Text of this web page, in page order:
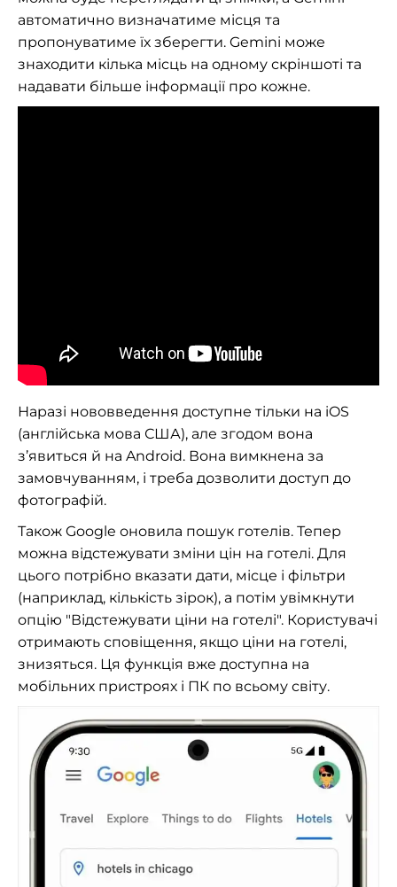
автоматично визначатиме місця та
пропонуватиме їх зберегти. Gemini може
знаходити кілька місць на одному скріншоті та
надавати більше інформації про кожне.
Наразі нововведення доступне тільки на iOS
(англійська мова США), але згодом вона
з’явиться й на Android. Вона вимкнена за
замовчуванням, і треба дозволити доступ до
фотографій.
Також Google оновила пошук готелів. Тепер
можна відстежувати зміни цін на готелі. Для
цього потрібно вказати дати, місце і фільтри
(наприклад, кількість зірок), а потім увімкнути
опцію "Відстежувати ціни на готелі". Користувачі
отримають сповіщення, якщо ціни на готелі,
знизяться. Ця функція вже доступна на
мобільних пристроях і ПК по всьому світу.